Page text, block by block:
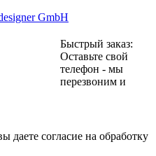
GmbH
Быстрый заказ:
Оставьте свой
телефон - мы
перезвоним и
согласие на обработку